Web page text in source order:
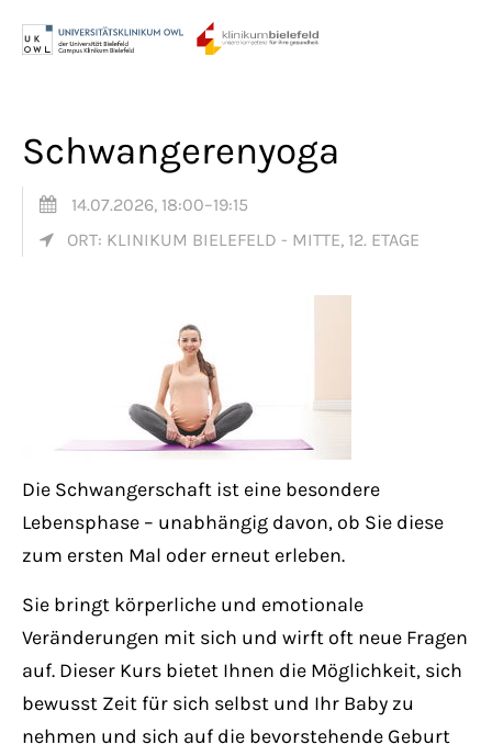
Lost your password?
Support
Lorem ipsum dolor sit amet:
24h/ 365days
We offer support for our customers
Mon - Fri 8:00am - 5:00pm
(GMT +1)
Schwangerenyoga
14.07.2026, 18:00–19:15
ORT: KLINIKUM BIELEFELD - MITTE, 12. ETAGE
Die Schwangerschaft ist eine besondere
Lebensphase – unabhängig davon, ob Sie diese
zum ersten Mal oder erneut erleben.
Sie bringt körperliche und emotionale
Veränderungen mit sich und wirft oft neue Fragen
auf. Dieser Kurs bietet Ihnen die Möglichkeit, sich
bewusst Zeit für sich selbst und Ihr Baby zu
nehmen und sich auf die bevorstehende Geburt